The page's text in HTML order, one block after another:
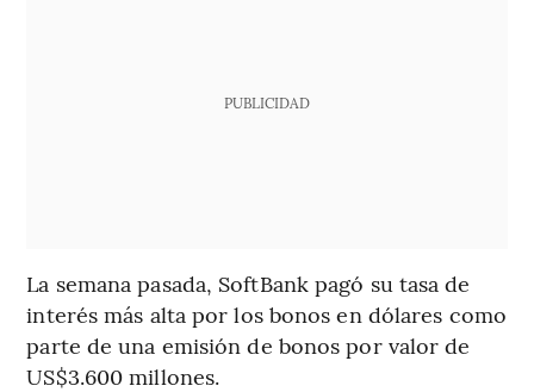
PUBLICIDAD
La semana pasada, SoftBank pagó su tasa de
interés más alta por los bonos en dólares como
parte de una emisión de bonos por valor de
US$3.600 millones.